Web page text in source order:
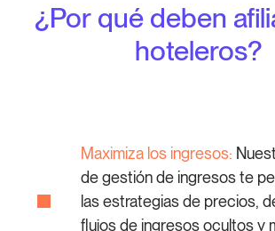
¿Por qué deben
hoteleros?
Maximiza los ingresos:
de gestión de ingresos te
las estrategias de precios,
flujos de ingresos ocultos y